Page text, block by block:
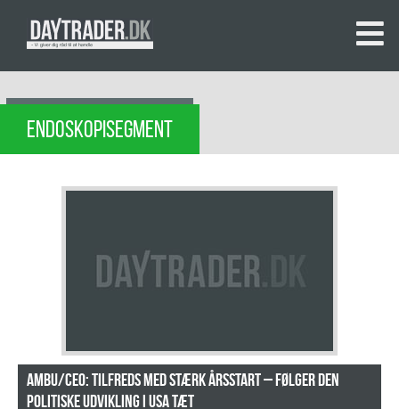
ENDOSKOPISEGMENT
Ambu/CEO: Tilfreds med stærk årsstart – følger den
politiske udvikling i USA tæt